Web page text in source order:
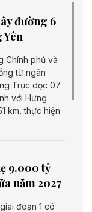
đường 6
Chính phủ và
từ ngân
Trục dọc 07
với Hưng
km, thực hiện
9.000 tỷ
năm 2027
đoạn 1 có